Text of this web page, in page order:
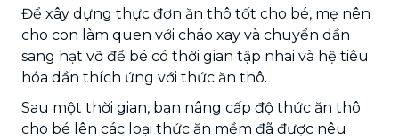
Để xây dựng thực đơn ăn thô tốt cho bé, mẹ nên
cho con làm quen với cháo xay và chuyển dần
sang hạt vỡ để bé có thời gian tập nhai và hệ tiêu
hóa dần thích ứng với thức ăn thô.
Sau một thời gian, bạn nâng cấp độ thức ăn thô
cho bé lên các loại thức ăn mềm đã được nêu